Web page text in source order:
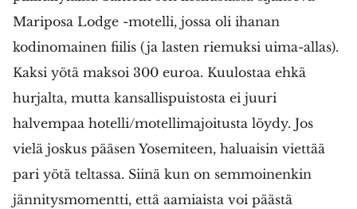
Mariposa Lodge -motelli, jossa oli ihanan
kodinomainen fiilis (ja lasten riemuksi uima-allas).
Kaksi yötä maksoi 300 euroa. Kuulostaa ehkä
hurjalta, mutta kansallispuistosta ei juuri
halvempaa hotelli/motellimajoitusta löydy. Jos
vielä joskus pääsen Yosemiteen, haluaisin viettää
pari yötä teltassa. Siinä kun on semmoinenkin
jännitysmomentti, että aamiaista voi päästä